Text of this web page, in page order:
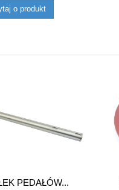
o produkt
PEDAŁÓW...